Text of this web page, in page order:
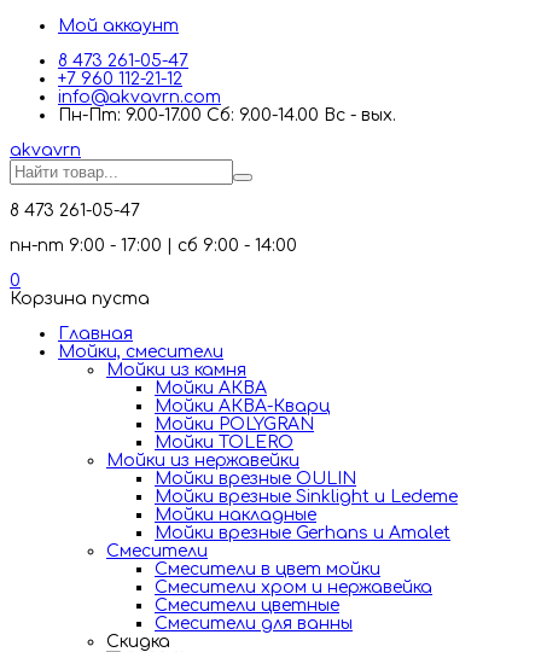
Мой аккаунт
8 473 261-05-47
+7 960 112-21-12
info@akvavrn.com
Пн-Пт: 9.00-17.00 Сб: 9.00-14.00 Вс - вых.
akvavrn
8 473 261-05-47
пн-пт 9:00 - 17:00 | сб 9:00 - 14:00
0
Корзина пуста
Главная
Мойки, смесители
Mойки из камня
Мойки АКВА
Мойки АКВА-Кварц
Мойки POLYGRAN
Мойки TOLERO
Мойки из нержавейки
Мойки врезные OULIN
Мойки врезные Sinklight и Ledeme
Мойки накладные
Мойки врезные Gerhans и Amalet
Смесители
Смесители в цвет мойки
Смесители хром и нержавейка
Смесители цветные
Смесители для ванны
Скидка